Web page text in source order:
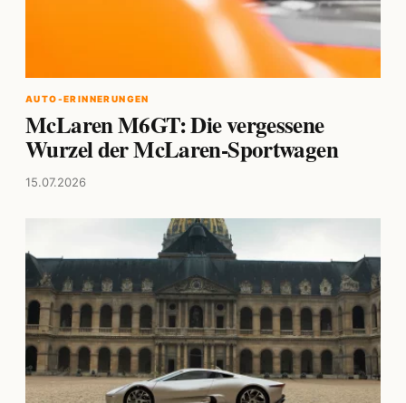
AUTO-ERINNERUNGEN
McLaren M6GT: Die vergessene
Wurzel der McLaren-Sportwagen
15.07.2026